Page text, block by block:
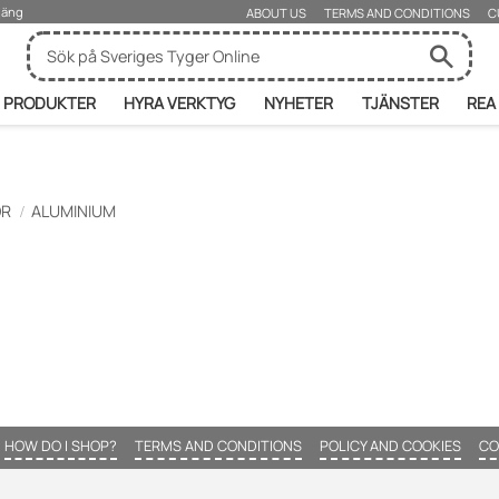
ABOUT US TERMS AND CONDITIONS
PRODUKTER HYRA VERKTYG NYHETER TJÄNSTER REA
ALUMINIUM
HOW DO I SHOP? TERMS AND CONDITIONS POLICY AND COOKIES